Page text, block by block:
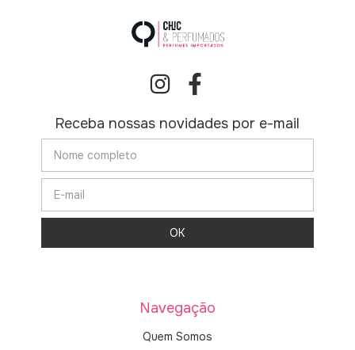
Receba nossas novidades por e-mail
Navegação
Quem Somos